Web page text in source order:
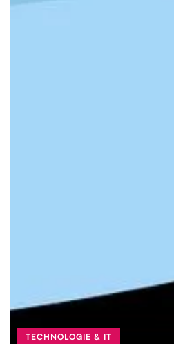
TECHNOLOGIE & IT